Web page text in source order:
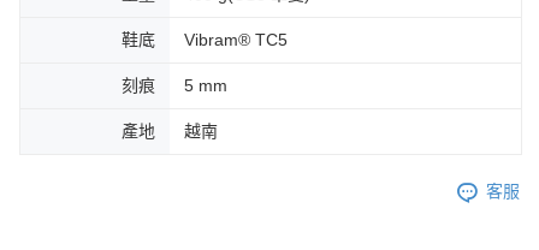
鞋底 Vibram® TC5
刻痕 5 mm
產地 越南
客服